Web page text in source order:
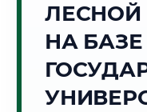
Погода в
🌅 Восход: 05:32
ЛЕСНОЙ
НА БАЗЕ